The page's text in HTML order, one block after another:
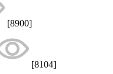
[8900]
[8104]